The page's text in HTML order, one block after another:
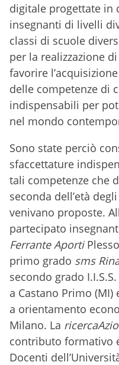
digitale progettate in
insegnanti di livelli
classi di scuole
per la realizzazione
favorire
delle competenze di
indispensabili per
nel mondo
Sono state perciò
sfaccettature
tali competenze che
seconda dell’età
venivano proposte.
partecipato
Ferrante AportiPlesso
primo grado sms
secondo grado I.I.S.S.
a Castano Primo (MI)
a orientamento
Milano. La
contributo formativo
Docenti